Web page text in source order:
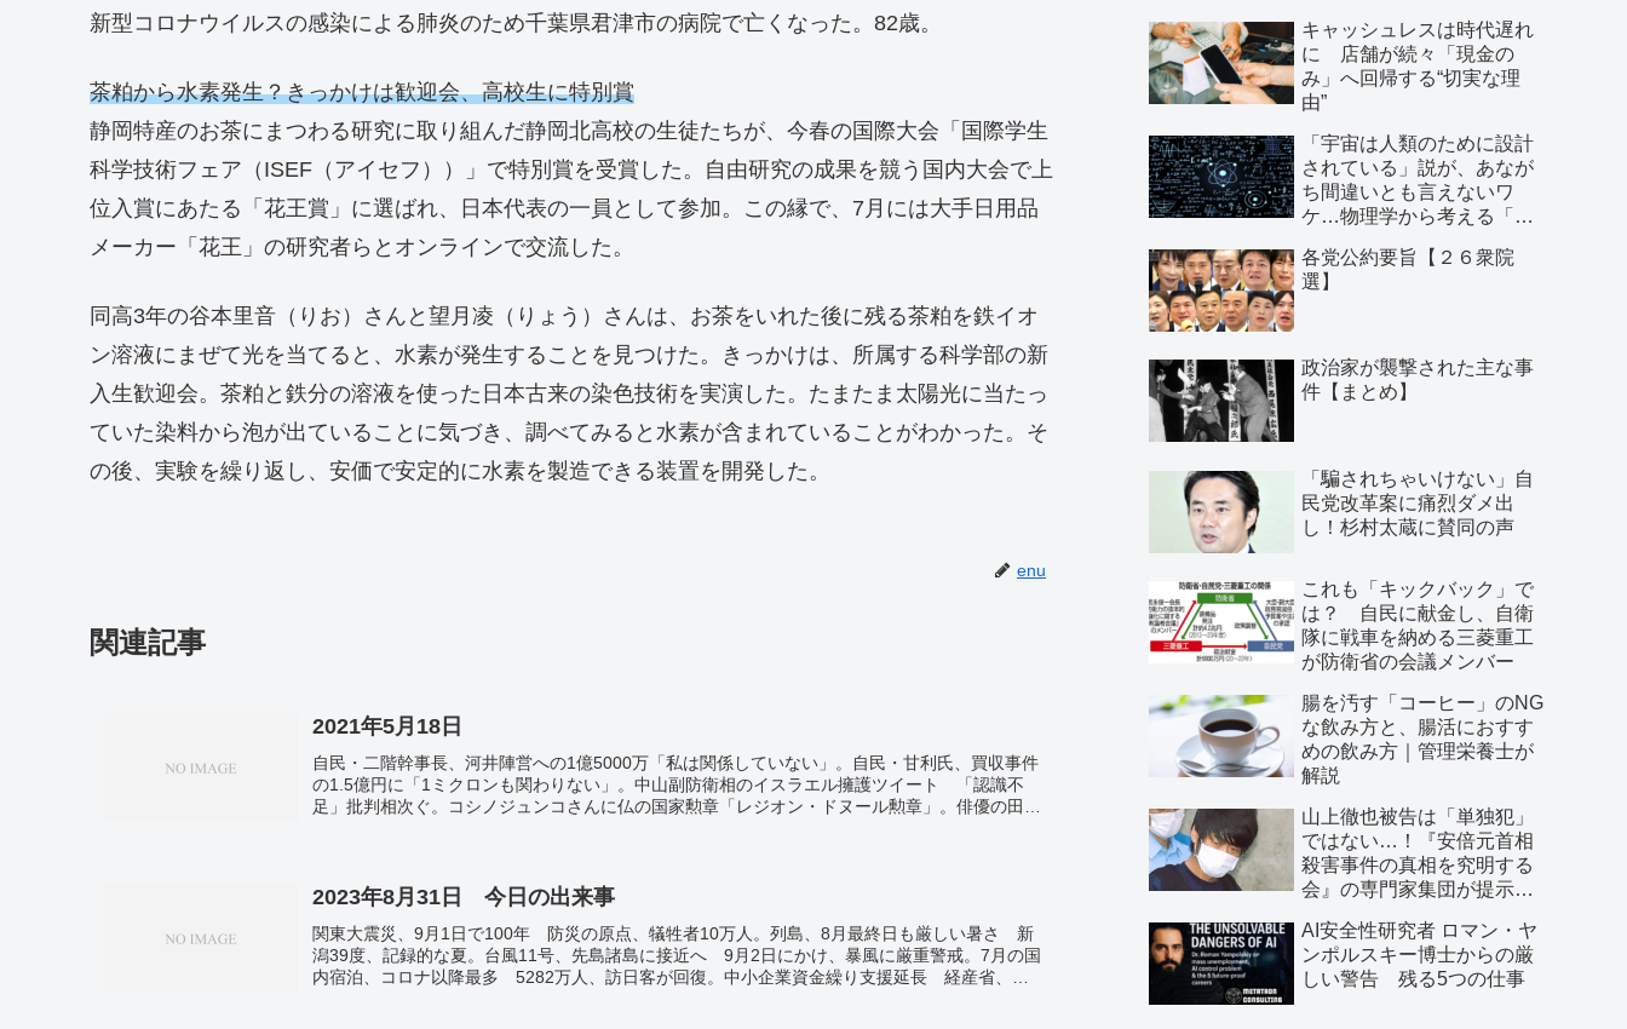
新型コロナウイルスの感染による肺炎のため千葉県君津市の病院で亡くなった。82歳。
茶粕から水素発生？きっかけは歓迎会、高校生に特別賞
静岡特産のお茶にまつわる研究に取り組んだ静岡北高校の生徒たちが、今春の国際大会「国際学生
科学技術フェア（ISEF（アイセフ））」で特別賞を受賞した。自由研究の成果を競う国内大会で上
位入賞にあたる「花王賞」に選ばれ、日本代表の一員として参加。この縁で、7月には大手日用品
メーカー「花王」の研究者らとオンラインで交流した。
同高3年の谷本里音（りお）さんと望月凌（りょう）さんは、お茶をいれた後に残る茶粕を鉄イオ
ン溶液にまぜて光を当てると、水素が発生することを見つけた。きっかけは、所属する科学部の新
入生歓迎会。茶粕と鉄分の溶液を使った日本古来の染色技術を実演した。たまたま太陽光に当たっ
ていた染料から泡が出ていることに気づき、調べてみると水素が含まれていることがわかった。そ
の後、実験を繰り返し、安価で安定的に水素を製造できる装置を開発した。
enu
関連記事
2021年5月18日
自民・二階幹事長、河井陣営への1億5000万「私は関係していない」。自民・甘利氏、買収事件
の1.5億円に「1ミクロンも関わりない」。中山副防衛相のイスラエル擁護ツイート 「認識不
足」批判相次ぐ。コシノジュンコさんに仏の国家勲章「レジオン・ドヌール勲章」。俳優の田村
2023年8月31日 今日の出来事
関東大震災、9月1日で100年 防災の原点、犠牲者10万人。列島、8月最終日も厳しい暑さ 新
潟39度、記録的な夏。台風11号、先島諸島に接近へ 9月2日にかけ、暴風に厳重警戒。7月の国
内宿泊、コロナ以降最多 5282万人、訪日客が回復。中小企業資金繰り支援延長 経産省、ゼ
キャッシュレスは時代遅れ
に 店舗が続々「現金の
み」へ回帰する“切実な理
由”
「宇宙は人類のために設計
されている」説が、あなが
ち間違いとも言えないワ
ケ…物理学から考える「こ
各党公約要旨【２６衆院
選】
政治家が襲撃された主な事
件【まとめ】
「騙されちゃいけない」自
民党改革案に痛烈ダメ出
し！杉村太蔵に賛同の声
これも「キックバック」で
は？ 自民に献金し、自衛
隊に戦車を納める三菱重工
が防衛省の会議メンバー
腸を汚す「コーヒー」のNG
な飲み方と、腸活におすす
めの飲み方｜管理栄養士が
解説
山上徹也被告は「単独犯」
ではない…！『安倍元首相
殺害事件の真相を究明する
会』の専門家集団が提示し
AI安全性研究者 ロマン・ヤ
ンポルスキー博士からの厳
しい警告 残る5つの仕事